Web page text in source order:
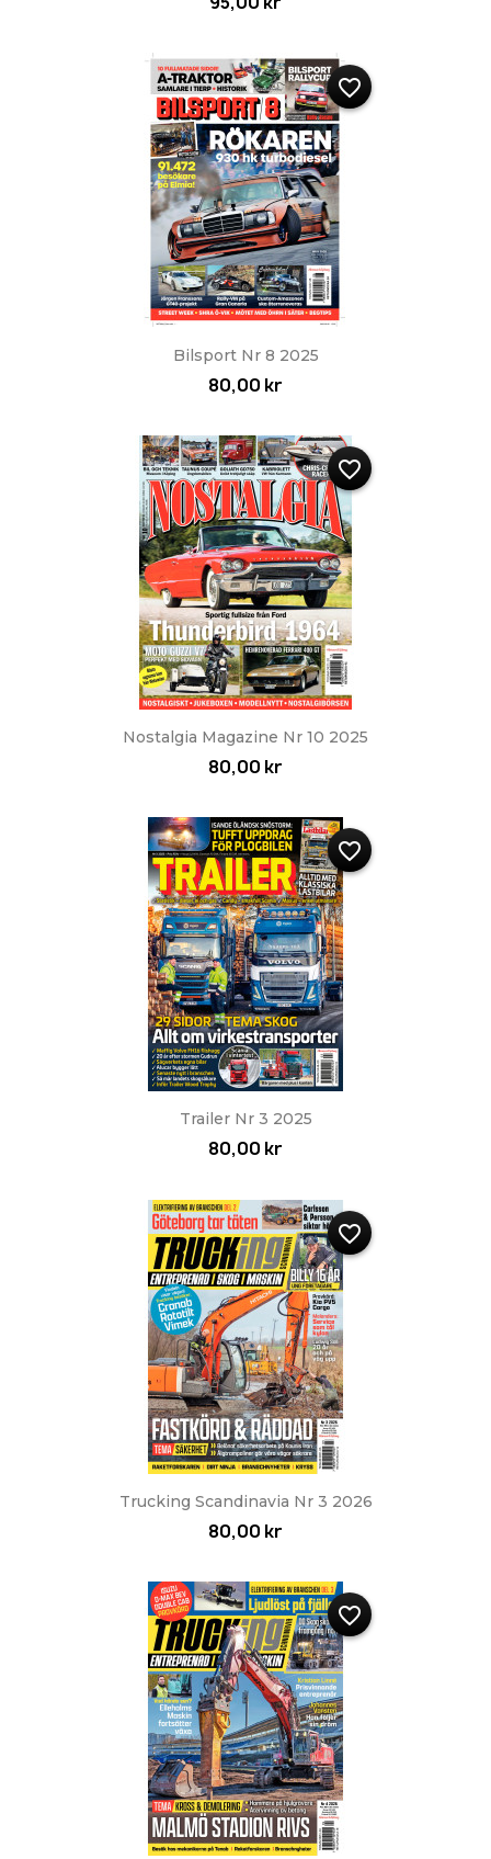
Bilsport Nr 8 2025
80,00 kr
favorite_border
Nostalgia Magazine Nr 10 2025
80,00 kr
favorite_border
Trailer Nr 3 2025
80,00 kr
favorite_border
Trucking Scandinavia Nr 3 2026
80,00 kr
favorite_border
favorite_border